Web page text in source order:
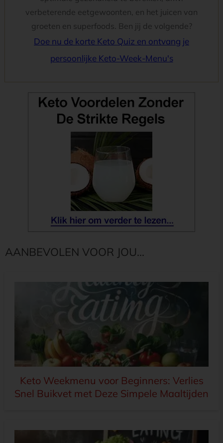
verbeterende eetgewoonten, en het juicen van
groeten en superfoods. Ben jij de volgende?
Doe nu de korte Keto Quiz en ontvang je
persoonlijke Keto-Week-Menu's
AANBEVOLEN VOOR JOU...
Keto Weekmenu voor Beginners: Verlies
Snel Buikvet met Deze Simpele Maaltijden